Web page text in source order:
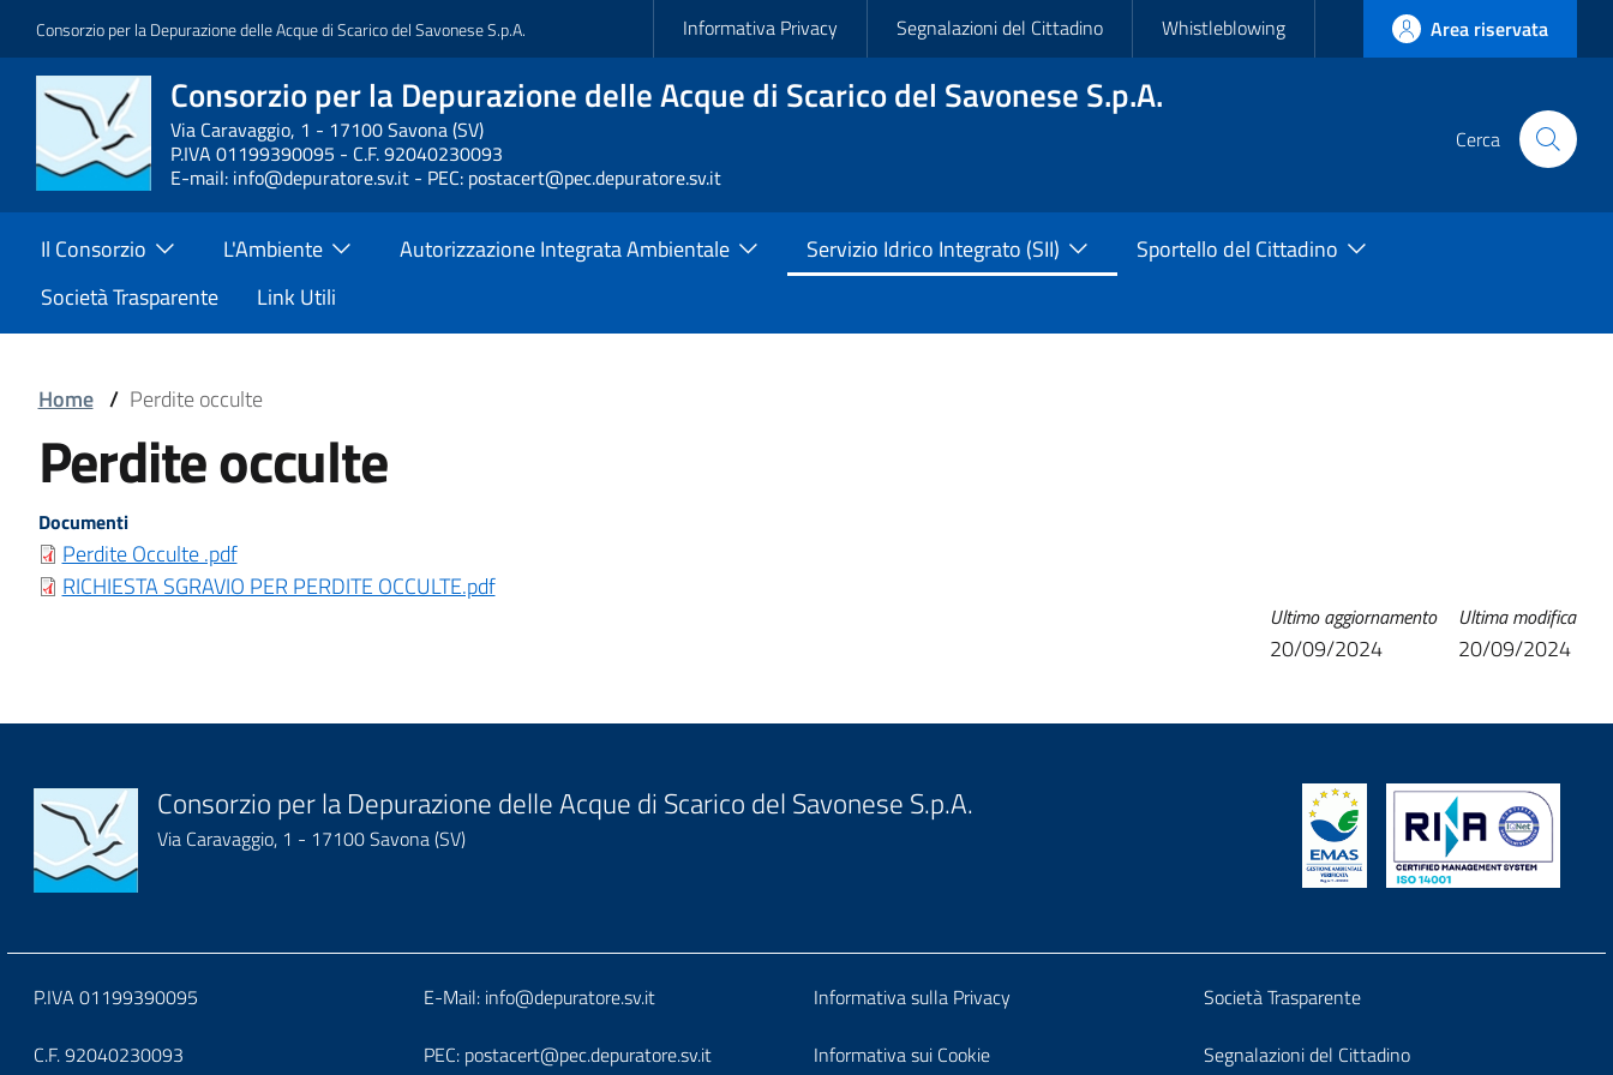
Salta
contenuto
principale
Consorzio per la Depurazione delle Acque di Scarico del Savonese S.p.A. Slim
Informativa Privacy Segnalazioni del Cittadino Whistleblowing Area riservata
Block
block-
brandingdelsito
Consorzio per la Depurazione delle Acque di Scarico del Savonese S.p.A.
Via Caravaggio, 1 - 17100 Savona (SV)
P.IVA 01199390095 - C.F. 92040230093
E-mail: info@depuratore.sv.it - PEC: postacert@pec.depuratore.sv.it
Cerca
Cerca
sito
Main
Menu
Il Consorzio L'Ambiente Autorizzazione Integrata Ambientale Servizio Idrico Integrato (SII)
Sportello del Cittadino
Società Trasparente
Link Utili
Block
it-
block-
italiagov-
Home / Perdite occulte
Block
it-
block-
title
Perdite occulte
Block
it-
italiagov-
Documenti
Perdite Occulte .pdf
RICHIESTA SGRAVIO PER PERDITE OCCULTE.pdf
Ultima modifica
20/09/2024
Ultimo aggiornamento
20/09/2024
Block
it-
logoeintestazionedelsito
Consorzio per la Depurazione delle Acque di Scarico del Savonese S.p.A.
Via Caravaggio, 1 - 17100 Savona (SV)
Block
P.IVA 01199390095
C.F. 92040230093
Block
E-Mail: info@depuratore.sv.it
PEC: postacert@pec.depuratore.sv.it
Block
Informativa sulla Privacy
Informativa sui Cookie
Block
Società Trasparente
Segnalazioni del Cittadino